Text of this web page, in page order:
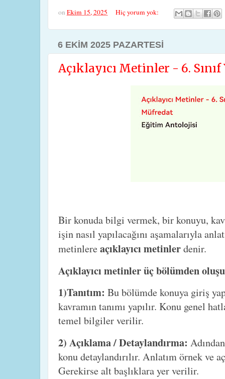
on Ekim 15, 2025 Hiç yorum yok:
6 EKIM 2025 PAZARTESI
Açıklayıcı Metinler - 6.
Bir konuda bilgi vermek, bir konuyu,
işin nasıl yapılacağını aşamalarıyla
metinlereaçıklayıcı metinlerdenir.
Açıklayıcı metinler üç bölümden
1)Tanıtım: Bubölümde konuya giriş
kavramın tanımı yapılır. Konu genel
temel bilgiler verilir.
2) Açıklama / Detaylandırma:
konu detaylandırılır. Anlatım örnek ve
Gerekirse alt başlıklara yer verilir.